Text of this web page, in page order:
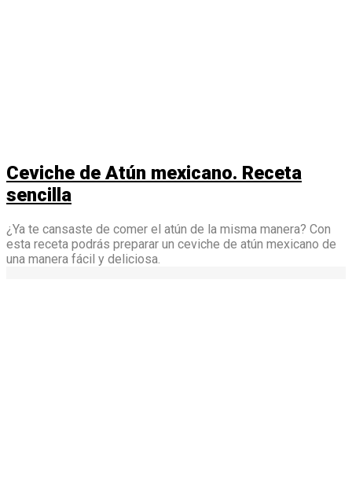
Ceviche de Atún mexicano. Receta
sencilla
¿Ya te cansaste de comer el atún de la misma manera? Con
esta receta podrás preparar un ceviche de atún mexicano de
una manera fácil y deliciosa.